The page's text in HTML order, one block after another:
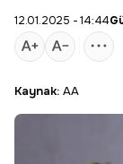
12.01.2025 - 14:44
Kaynak: AA